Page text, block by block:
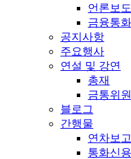
언론보
금융통
공지사항
주요행사
연설 및 강연
총재
금통위원
블로그
간행물
연차보
통화신